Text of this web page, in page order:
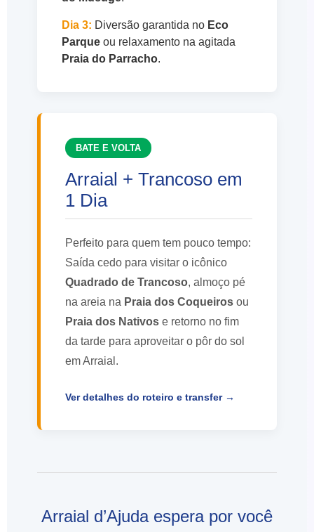
Dia 3: Diversão garantida no Eco
Parqueou relaxamento na agitada
Praia do Parracho.
BATE E VOLTA
Arraial + Trancoso em
1 Dia
Perfeito para quem tem pouco tempo:
Saída cedo para visitar o icônico
Quadrado de Trancoso, almoço pé
na areia na Praia dos Coqueirosou
Praia dos Nativose retorno no fim
da tarde para aproveitar o pôr do sol
em Arraial.
Ver detalhes do roteiro e transfer →
Arraial d’Ajuda espera por você